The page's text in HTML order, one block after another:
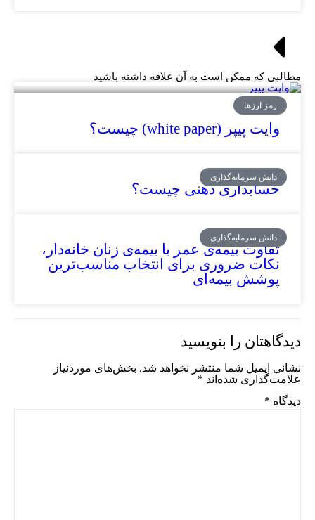
مطالبی که ممکن است به آن علاقه داشته باشید
رمز ارزها
وایت پیپر (white paper) چیست؟
دانش سرمایه‌گذاری
حسابداری ذهنی چیست؟
دانش سرمایه‌گذاری
تفاوت بیمه‌ی عمر با بیمه‌ی زنان خانه‌دار،
نکات ضروری برای انتخاب مناسب‌ترین
پوشش بیمه‌ای
دیدگاهتان را بنویسید
نشانی ایمیل شما منتشر نخواهد شد. بخش‌های موردنیاز
علامت‌گذاری شده‌اند *
دیدگاه *